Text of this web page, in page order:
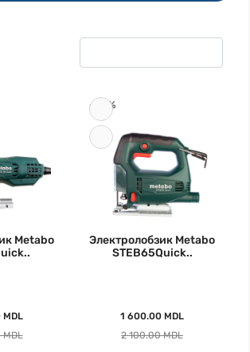
Metabo
-24%
Электролобзик Metabo
STEB65Quick..
1 600.00 MDL
2 100.00 MDL